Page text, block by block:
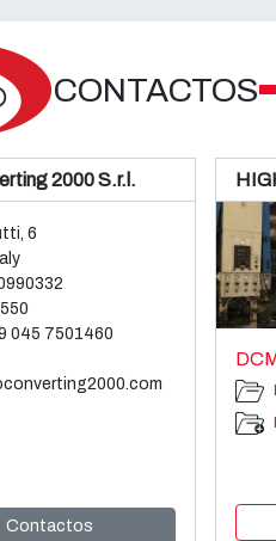
CONTACTOS
2000 S.r.l.
6
045 7501460
Contactos